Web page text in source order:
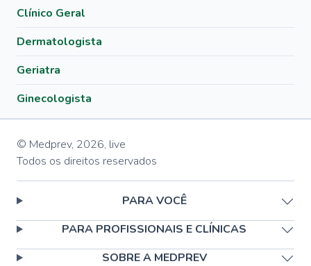
Clínico Geral
Dermatologista
Geriatra
Ginecologista
© Medprev, 2026, live
Todos os direitos reservados
PARA VOCÊ
PARA PROFISSIONAIS E CLÍNICAS
SOBRE A MEDPREV